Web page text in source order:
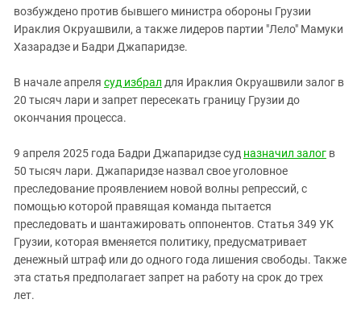
возбуждено против бывшего министра обороны Грузии
Ираклия Окруашвили, а также лидеров партии "Лело" Мамуки
Хазарадзе и Бадри Джапаридзе.
В начале апреля суд избрал для Ираклия Окруашвили залог в
20 тысяч лари и запрет пересекать границу Грузии до
окончания процесса.
9 апреля 2025 года Бадри Джапаридзе суд назначил залог в
50 тысяч лари. Джапаридзе назвал свое уголовное
преследование проявлением новой волны репрессий, с
помощью которой правящая команда пытается
преследовать и шантажировать оппонентов. Статья 349 УК
Грузии, которая вменяется политику, предусматривает
денежный штраф или до одного года лишения свободы. Также
эта статья предполагает запрет на работу на срок до трех
лет.